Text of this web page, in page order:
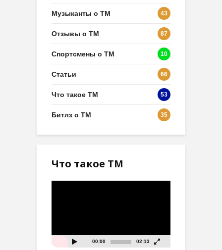
Музыканты о ТМ 43
Отзывы о ТМ 87
Спортсмены о ТМ 10
Статьи 66
Что такое ТМ 53
Битлз о ТМ 35
Что такое ТМ
00:00 02:13